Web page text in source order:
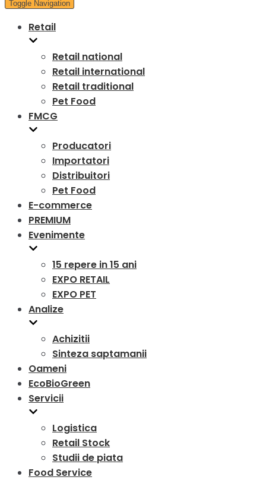
Toggle Navigation
Retail
Retail national
Retail international
Retail traditional
Pet Food
FMCG
Producatori
Importatori
Distribuitori
Pet Food
E-commerce
PREMIUM
Evenimente
15 repere in 15 ani
EXPO RETAIL
EXPO PET
Analize
Achizitii
Sinteza saptamanii
Oameni
EcoBioGreen
Servicii
Logistica
Retail Stock
Studii de piata
Food Service